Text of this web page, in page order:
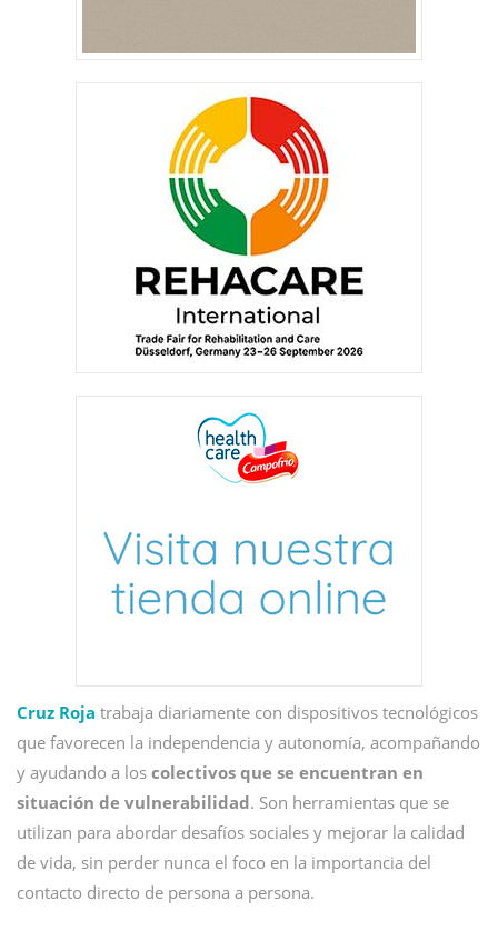
Cruz Roja trabaja diariamente con dispositivos tecnológicos
que favorecen la independencia y autonomía, acompañando
y ayudando a los colectivos que se encuentran en
situación de vulnerabilidad. Son herramientas que se
utilizan para abordar desafíos sociales y mejorar la calidad
de vida, sin perder nunca el foco en la importancia del
contacto directo de persona a persona.